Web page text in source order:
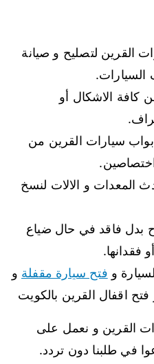
القرين لتصليح و صيانة
السيارات.
كافة الاشكال أو
سيارات القرين من
المعدات و الالات لنسخ
بدل فاقد في حال ضياع
فقدانها.
و فتح سيارة مقفلة و
اقفال القرين بالكويت
القرين و نعمل على
في طلبنا دون تردد.